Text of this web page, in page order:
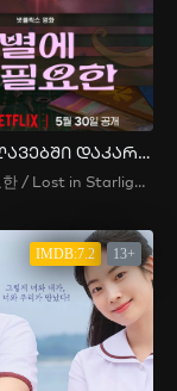
ვარსკვლავებში დაკარგული
이 별에 필요한 / Lost in Starlight / ეს ვარსკვლავი მჭირდება
IMDB:7.2 13+